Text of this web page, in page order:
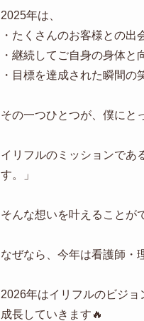
2025年は、
・たくさんのお客様との出
・継続してご自身の身体と
・目標を達成された瞬間の
その一つひとつが、僕にと
イリフルのミッションであ
す。」
そんな想いを叶えることが
なぜなら、今年は看護師・
2026年はイリフルのビジ
成長していきます🔥